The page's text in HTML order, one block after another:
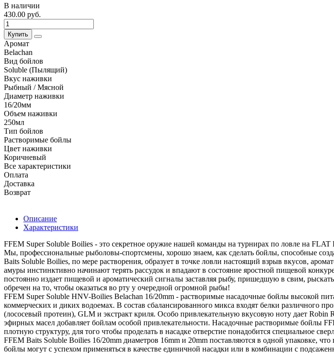
В наличии
430.00 руб.
Купить
Аромат
Belachan
Вид бойлов
Soluble (Пылящий)
Вкус наживки
Рыбный / Мясной
Диаметр наживки
16/20мм
Объем наживки
250мл
Тип бойлов
Растворимые бойлы
Цвет наживки
Коричневый
Все характеристики
Оплата
Доставка
Возврат
Описание
Характеристики
FFEM Super Soluble Boilies - это секретное оружие нашей команды на турнирах по ловле на
Мы, профессиональные рыболовы-спортсмены, хорошо знаем, как сделать бойлы, способные
Baits Soluble Boilies, по мере растворения, образует в точке ловли настоящий взрыв вкусов,
амуры инстинктивно начинают терять рассудок и впадают в состояние яростной пищевой
постоянно издает пищевой и ароматический сигналы заставляя рыбу, пришедшую в свим,
обречен на то, чтобы оказаться во рту у очередной огромной рыбы!
FFEM Super Soluble HNV-Boilies Belachan 16/20mm - растворимые насадочные бойлы высокой
коммерческих и диких водоемах. В состав сбалансированного микса входят белки различного
(лососевый протеин), GLM и экстракт криля. Особо привлекательную вкусовую ноту дает
эфирных масел добавляет бойлам особой привлекательности. Насадочные растворимые бойлы
плотную структуру, для того чтобы проделать в насадке отверстие понадобится специальное
FFEM Baits Soluble Boilies 16/20mm диаметров 16mm и 20mm поставляются в одной упаковке,
бойлы могут с успехом применяться в качестве единичной насадки или в комбинации с